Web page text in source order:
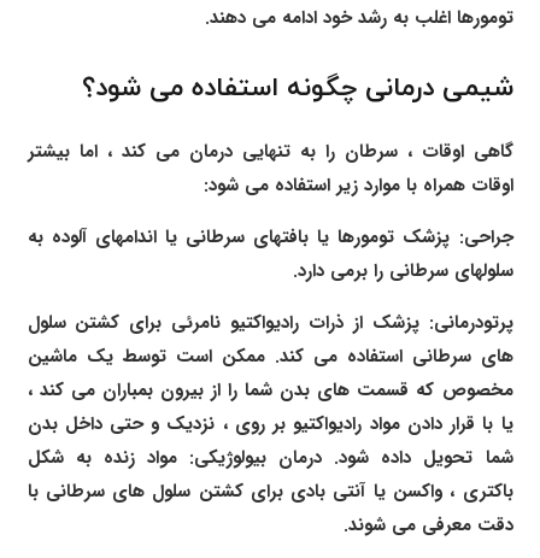
تومورها اغلب به رشد خود ادامه می دهند.
شیمی درمانی چگونه استفاده می شود؟
گاهی اوقات ، سرطان را به تنهایی درمان می کند ، اما بیشتر
اوقات همراه با موارد زیر استفاده می شود:
جراحی: پزشک تومورها یا بافتهای سرطانی یا اندامهای آلوده به
سلولهای سرطانی را برمی دارد.
پرتودرمانی: پزشک از ذرات رادیواکتیو نامرئی برای کشتن سلول
های سرطانی استفاده می کند. ممکن است توسط یک ماشین
مخصوص که قسمت های بدن شما را از بیرون بمباران می کند ،
یا با قرار دادن مواد رادیواکتیو بر روی ، نزدیک و حتی داخل بدن
شما تحویل داده شود. درمان بیولوژیکی: مواد زنده به شکل
باکتری ، واکسن یا آنتی بادی برای کشتن سلول های سرطانی با
دقت معرفی می شوند.